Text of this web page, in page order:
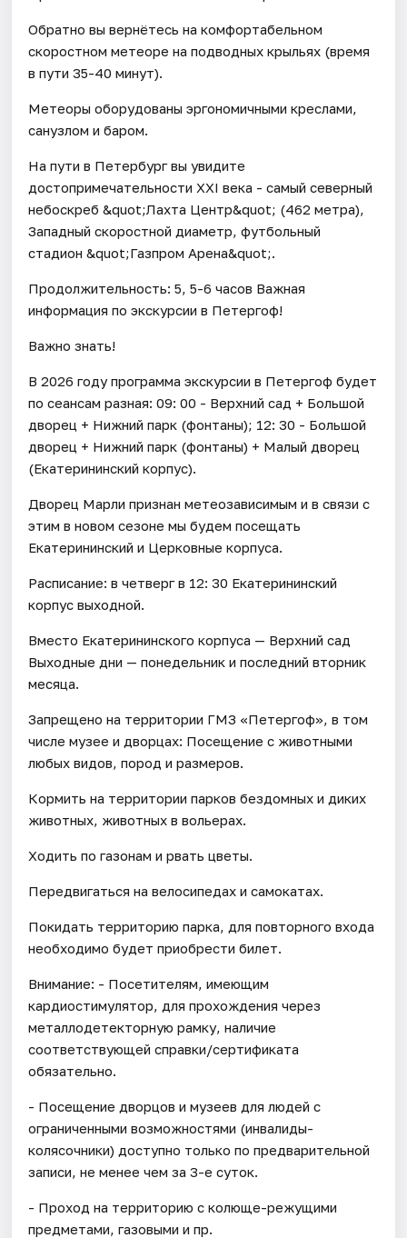
Обратно вы вернётесь на комфортабельном
скоростном метеоре на подводных крыльях (время
в пути 35-40 минут).
Метеоры оборудованы эргономичными креслами,
санузлом и баром.
На пути в Петербург вы увидите
достопримечательности XXI века - самый северный
небоскреб &quot;Лахта Центр&quot; (462 метра),
Западный скоростной диаметр, футбольный
стадион &quot;Газпром Арена&quot;.
Продолжительность: 5, 5-6 часов Важная
информация по экскурсии в Петергоф!
Важно знать!
В 2026 году программа экскурсии в Петергоф будет
по сеансам разная: 09: 00 - Верхний сад + Большой
дворец + Нижний парк (фонтаны); 12: 30 - Большой
дворец + Нижний парк (фонтаны) + Малый дворец
(Екатерининский корпус).
Дворец Марли признан метеозависимым и в связи с
этим в новом сезоне мы будем посещать
Екатерининский и Церковные корпуса.
Расписание: в четверг в 12: 30 Екатерининский
корпус выходной.
Вместо Екатерининского корпуса — Верхний сад
Выходные дни — понедельник и последний вторник
месяца.
Запрещено на территории ГМЗ «Петергоф», в том
числе музее и дворцах: Посещение с животными
любых видов, пород и размеров.
Кормить на территории парков бездомных и диких
животных, животных в вольерах.
Ходить по газонам и рвать цветы.
Передвигаться на велосипедах и самокатах.
Покидать территорию парка, для повторного входа
необходимо будет приобрести билет.
Внимание: - Посетителям, имеющим
кардиостимулятор, для прохождения через
металлодетекторную рамку, наличие
соответствующей справки/сертификата
обязательно.
- Посещение дворцов и музеев для людей с
ограниченными возможностями (инвалиды-
колясочники) доступно только по предварительной
записи, не менее чем за 3-е суток.
- Проход на территорию с колюще-режущими
предметами, газовыми и пр.